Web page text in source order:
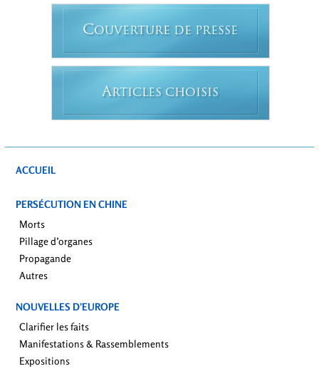
COUVERTURE DE PRESSE
ARTICLES CHOISIS
ACCUEIL
PERSÉCUTION EN CHINE
Morts
Pillage d’organes
Propagande
Autres
NOUVELLES D’EUROPE
Clarifier les faits
Manifestations & Rassemblements
Expositions